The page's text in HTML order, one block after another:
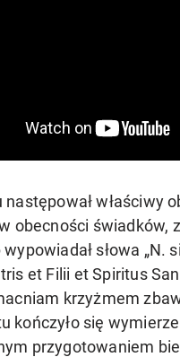
następował właściwy
obecności świadków,
słowa
et Filii et Spiritus
krzyżmem
kończyło się
przygotowaniem